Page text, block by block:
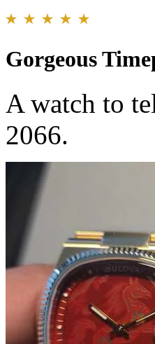
Gorgeous
A watch to
2066.